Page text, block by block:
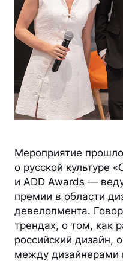
Мероприятие
о русской культуре
и ADD Awards —
премии в области
девелопмента.
трендах, о том, как
российский дизайн,
между дизайнерами